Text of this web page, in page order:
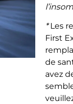
*Les
First
de
avez